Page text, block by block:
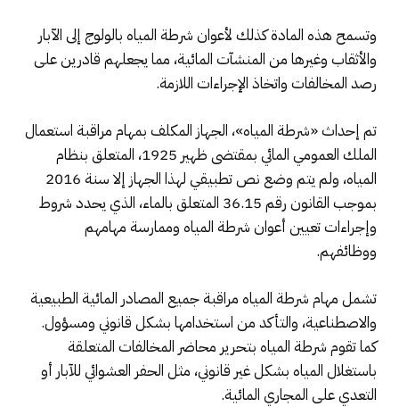
وتسمح هذه المادة كذلك لأعوان شرطة المياه بالولوج إلى الآبار
والأثقاب وغيرها من المنشآت المائية، مما يجعلهم قادرين على
رصد المخالفات واتخاذ الإجراءات اللازمة.
تم إحداث «شرطة المياه»، الجهاز المكلف بمهام مراقبة استعمال
الملك العمومي المائي بمقتضى ظهير 1925، المتعلق بنظام
المياه، ولم يتم وضع نص تطبيقي لهذا الجهاز إلا سنة 2016
بموجب القانون رقم 36.15 المتعلق بالماء، الذي يحدد شروط
وإجراءات تعيين أعوان شرطة المياه وممارسة مهامهم
ووظائفهم.
تشمل مهام شرطة المياه مراقبة جميع المصادر المائية الطبيعية
والاصطناعية، والتأكد من استخدامها بشكل قانوني ومسؤول.
كما تقوم شرطة المياه بتحرير محاضر المخالفات المتعلقة
باستغلال المياه بشكل غير قانوني، مثل الحفر العشوائي للآبار أو
التعدي على المجاري المائية.